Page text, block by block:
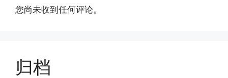
您尚未收到任何评论。
归档